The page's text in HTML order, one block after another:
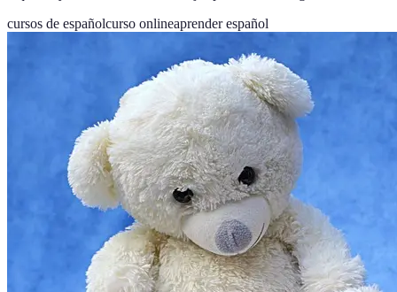
cursos de españolcurso onlineaprender español